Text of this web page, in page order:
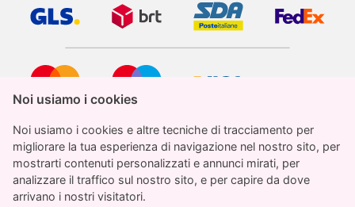
Noi usiamo i cookies
Noi usiamo i cookies e altre tecniche di tracciamento per
migliorare la tua esperienza di navigazione nel nostro sito, per
mostrarti contenuti personalizzati e annunci mirati, per
analizzare il traffico sul nostro sito, e per capire da dove
arrivano i nostri visitatori.
Noi usiamo i cookies
Noi usiamo i cookies e altre tecniche di tracciamento per
migliorare la tua esperienza di navigazione nel nostro sito, per
mostrarti contenuti personalizzati e annunci mirati, per
analizzare il traffico sul nostro sito, e per capire da dove
arrivano i nostri visitatori.
StampaParati.it è un marchio registrato di proprietà